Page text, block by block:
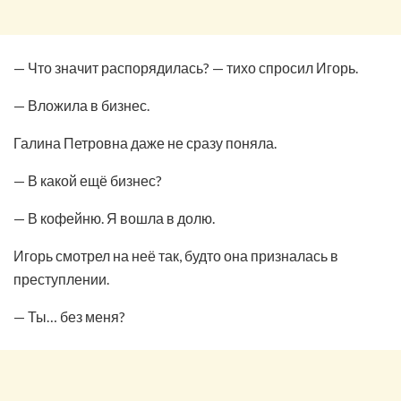
— Что значит распорядилась? — тихо спросил Игорь.
— Вложила в бизнес.
Галина Петровна даже не сразу поняла.
— В какой ещё бизнес?
— В кофейню. Я вошла в долю.
Игорь смотрел на неё так, будто она призналась в
преступлении.
— Ты… без меня?